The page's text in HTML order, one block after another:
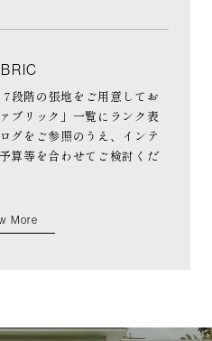
段階の張地をご用意してお
ブリック」一覧にランク表
グをご参照のうえ、インテ
算等を合わせてご検討くだ
More